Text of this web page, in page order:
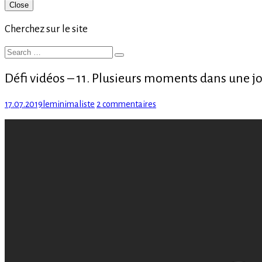
Primary
Sidebar
Close
Cherchez sur le site
Search
Search
Défi vidéos – 11. Plusieurs moments dans une
Posted
17.07.2019 Author
leminimaliste 2 commentaires